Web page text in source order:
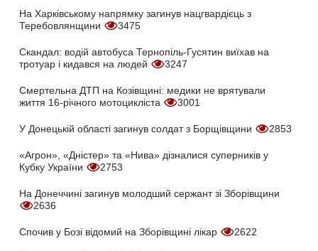
На Харківському напрямку загинув нацгвардієць з
Теребовлянщини
3475
Скандал: водій автобуса Тернопіль-Гусятин виїхав на
тротуар і кидався на людей
3247
Смертельна ДТП на Козівщині: медики не врятували
життя 16-річного мотоцикліста
3001
У Донецькій області загинув солдат з Борщівщини 2853
«Агрон», «Дністер» та «Нива» дізналися суперників у
Кубку України
2753
На Донеччині загинув молодший сержант зі Зборівщини
2636
Спочив у Бозі відомий на Зборівщині лікар 2622